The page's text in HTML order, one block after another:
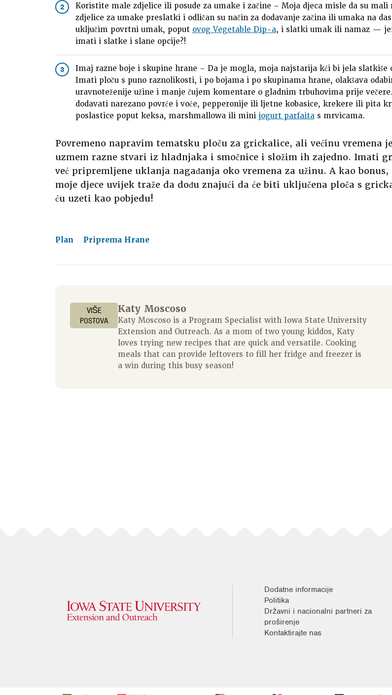
2
Koristite male zdjelice ili posude za umake i začine – Moja djeca misle da su
zdjelice za umake preslatki i odličan su način za dodavanje začina ili umaka na
uključim povrtni umak, poput ovog Vegetable Dip-a, i slatki umak ili namaz —
imati i slatke i slane opcije?!
3
Imaj razne boje i skupine hrane – Da je mogla, moja najstarija kći bi jela slatkiše
Imati ploču s puno raznolikosti, i po bojama i po skupinama hrane, olakšava
uravnoteženije užine i manje čujem komentare o gladnim trbuhovima prije
dodavati narezano povrće i voće, pepperonije ili ljetne kobasice, krekere ili pita
poslastice poput keksa, marshmallowa ili mini jogurt parfaitas mrvicama.
Povremeno napravim tematsku ploču za grickalice, ali većinu vremena
uzmem razne stvari iz hladnjaka i smočnice i složim ih zajedno. Imati
već pripremljene uklanja nagađanja oko vremena za užinu. A kao
moje djece uvijek traže da dođu znajući da će biti uključena ploča s
ću uzeti kao pobjedu!
Plan Priprema Hrane
VIŠE
POSTOVA
Katy Moscoso
Katy Moscoso is a Program Specialist with Iowa State University
Extension and Outreach. As a mom of two young kiddos, Katy
loves trying new recipes that are quick and versatile. Cooking
meals that can provide leftovers to fill her fridge and freezer is
a win during this busy season!
Dodatne informacije
Politika
Državni i nacionalni partneri za
proširenje
Kontaktirajte nas